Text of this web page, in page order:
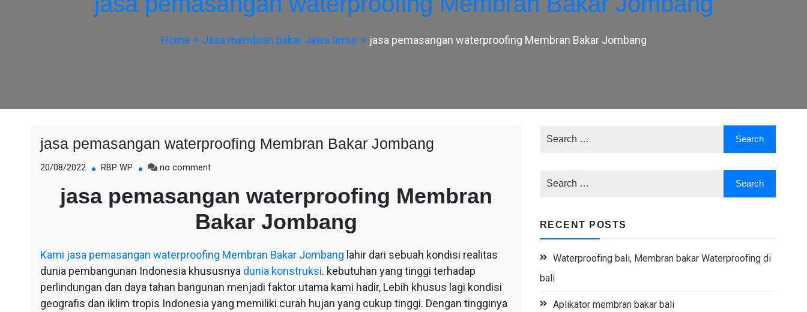
Home Jasa membran bakar Jawa timur jasa pemasangan waterproofing Membran Bakar Jombang
jasa pemasangan waterproofing Membran Bakar Jombang
20/08/2022 RBP WP no commenton
pemasangan
waterproofing
Membran
Bakar
jasa pemasangan waterproofing Membran
Bakar Jombang
Kami jasa pemasangan waterproofing Membran Bakar Jombang lahir dari sebuah kondisi realitas
dunia pembangunan Indonesia khususnya dunia konstruksi. kebutuhan yang tinggi terhadap
perlindungan dan daya tahan bangunan menjadi faktor utama kami hadir, Lebih khusus lagi kondisi
geografis dan iklim tropis Indonesia yang memiliki curah hujan yang cukup tinggi. Dengan tingginya
RECENT POSTS
Waterproofing bali, Membran bakar Waterproofing di
bali
Aplikator membran bakar bali